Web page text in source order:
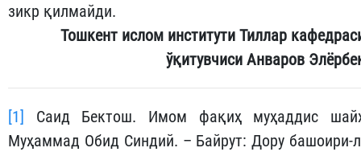
зикр қилмайди.
Тошкент ислом институти Тиллар
ўқитувчиси Анваров
[1]
Саид Бектош. Имом фақиҳ муҳаддис
Муҳаммад Обид Синдий. – Байрут: Дору башоири-